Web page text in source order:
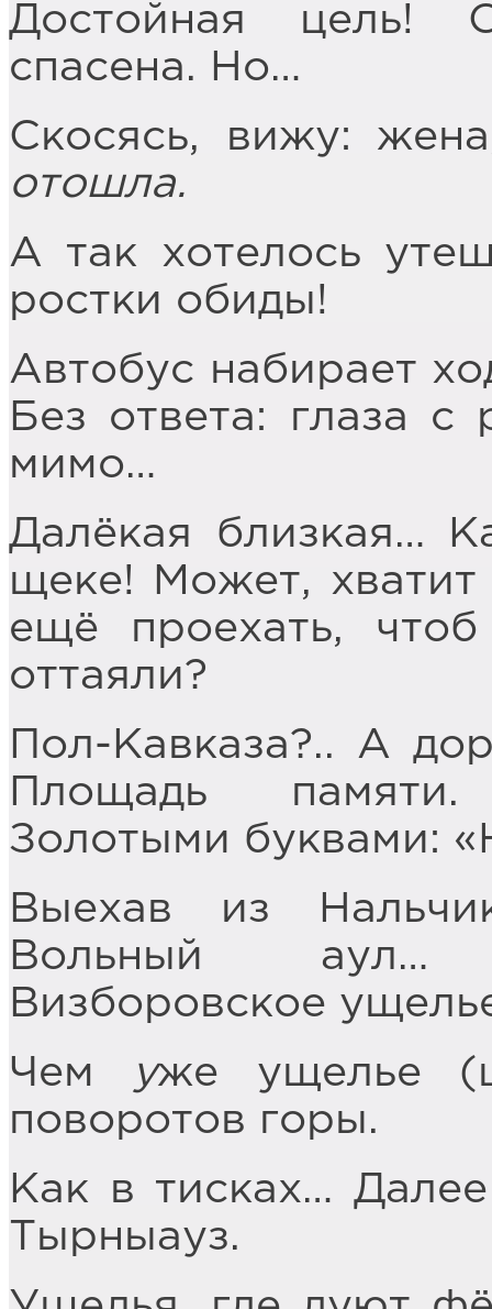
Достойная цель!
спасена. Но…
Скосясь, вижу:
отошла.
А так хотелось
ростки обиды!
Автобус набирает
Без ответа: глаза
мимо…
Далёкая близкая…
щеке! Может, хватит
ещё проехать,
оттаяли?
Пол-Кавказа?.. А
Площадь
Золотыми буквами:
Выехав из
Вольный
Визборовское
Чем
уже ущелье
поворотов горы.
Как в тисках…
Тырныауз.